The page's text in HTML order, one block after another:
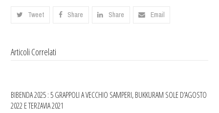
Tweet Share Share Email
Articoli Correlati
BIBENDA 2025 : 5 GRAPPOLI A VECCHIO SAMPERI, BUKKURAM SOLE D’AGOSTO
2022 E TERZAVIA 2021